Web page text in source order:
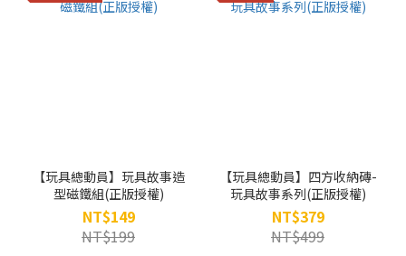
【玩具總動員】玩具故事造
型磁鐵組(正版授權)
NT$149
NT$199
【玩具總動員】四方收納磚-
玩具故事系列(正版授權)
NT$379
NT$499